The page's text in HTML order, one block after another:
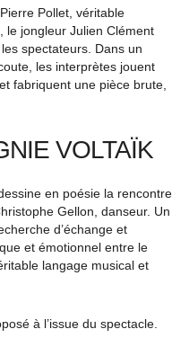
Pollet, véritable
le jongleur Julien Clément
spectateurs. Dans un
les interprètes jouent
fabriquent une pièce brute,
VOLTAÏK
en poésie la rencontre
Gellon, danseur. Un
d’échange et
et émotionnel entre le
langage musical et
à l’issue du spectacle.